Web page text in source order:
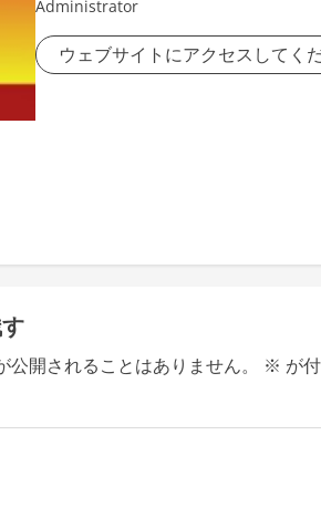
Administrator
ウェブサイトにアクセスしてく
公開されることはありません。 ※ が